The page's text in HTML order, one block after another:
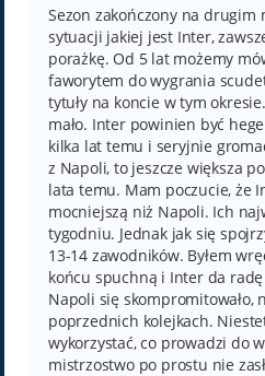
t
Sezon zakończony na drugim
sytuacji jakiej jest Inter,
porażkę. Od 5 lat możemy
faworytem do wygrania
tytuły na koncie w tym
mało. Inter powinien być
kilka lat temu i seryjnie
z Napoli, to jeszcze większa
lata temu. Mam poczucie, że
mocniejszą niż Napoli. Ich
tygodniu. Jednak jak się
13-14 zawodników. Byłem
końcu spuchną i Inter da
Napoli się skompromitowało,
poprzednich kolejkach.
wykorzystać, co prowadzi do
mistrzostwo po prostu nie